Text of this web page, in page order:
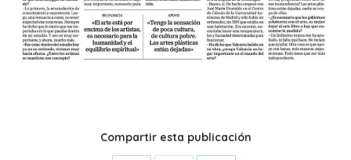
Compartir esta publicación